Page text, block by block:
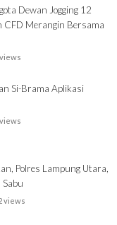
Dewan Jogging 12
CFD Merangin Bersama
Si-Brama Aplikasi
Polres Lampung Utara,
views